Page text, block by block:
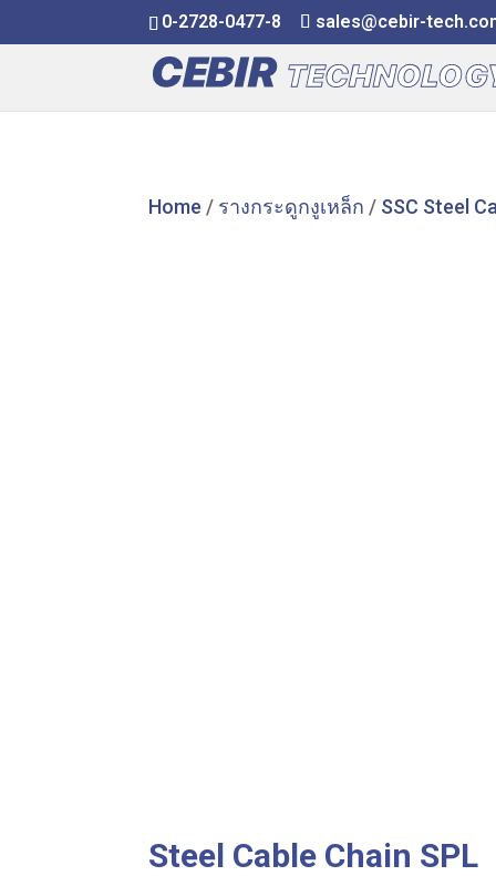
0-2728-0477-8 sales@cebir-
Home / รางกระดูกงูเหล็ก / SSC Steel
Steel Cable Chain SPL